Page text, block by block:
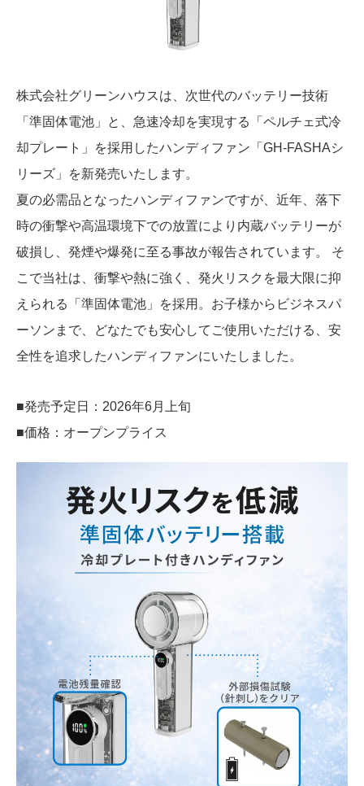
株式会社グリーンハウスは、次世代のバッテリー技術
「準固体電池」と、急速冷却を実現する「ペルチェ式冷
却プレート」を採用したハンディファン「GH-FASHAシ
リーズ」を新発売いたします。
夏の必需品となったハンディファンですが、近年、落下
時の衝撃や高温環境下での放置により内蔵バッテリーが
破損し、発煙や爆発に至る事故が報告されています。 そ
こで当社は、衝撃や熱に強く、発火リスクを最大限に抑
えられる「準固体電池」を採用。お子様からビジネスパ
ーソンまで、どなたでも安心してご使用いただける、安
全性を追求したハンディファンにいたしました。
■発売予定日：2026年6月上旬
■価格：オープンプライス